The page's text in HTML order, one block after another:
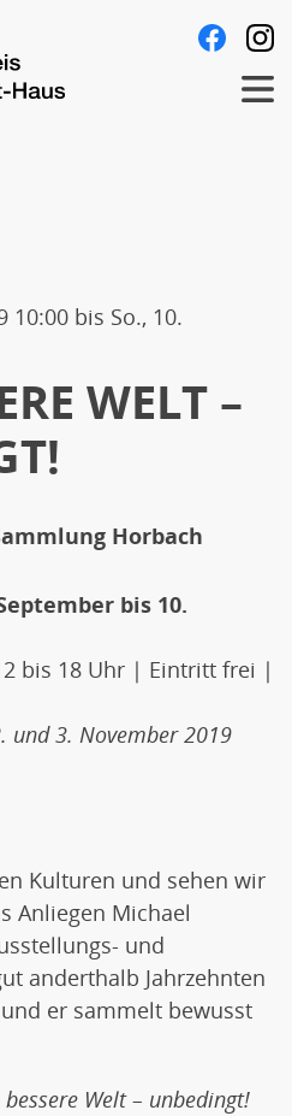
Follow
10:00 bis So., 10.
WELT –
Horbach
bis 10.
bis 18 Uhr | Eintritt frei |
und 3. November 2019
Kulturen und sehen wir
Anliegen Michael
und
anderthalb Jahrzehnten
er sammelt bewusst
bessere Welt – unbedingt!